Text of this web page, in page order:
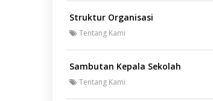
Struktur Organisasi
Tentang Kami
Sambutan Kepala Sekolah
Tentang Kami